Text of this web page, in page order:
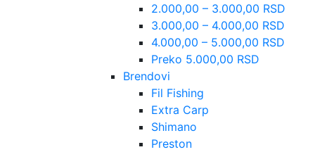
2.000,00 – 3.000,00 RSD
3.000,00 – 4.000,00 RSD
4.000,00 – 5.000,00 RSD
Preko 5.000,00 RSD
Brendovi
Fil Fishing
Extra Carp
Shimano
Preston